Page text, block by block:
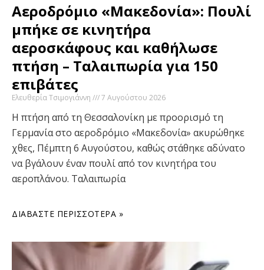
Αεροδρόμιο «Μακεδονία»: Πουλί
μπήκε σε κινητήρα
αεροσκάφους και καθήλωσε
πτήση – Ταλαιπωρία για 150
επιβάτες
Ελευθερία Τσιμογιάννη 7 Αυγούστου 2026
Η πτήση από τη Θεσσαλονίκη με προορισμό τη
Γερμανία στο αεροδρόμιο «Μακεδονία» ακυρώθηκε
χθες, Πέμπτη 6 Αυγούστου, καθώς στάθηκε αδύνατο
να βγάλουν έναν πουλί από τον κινητήρα του
αεροπλάνου. Ταλαιπωρία
ΔΙΑΒΆΣΤΕ ΠΕΡΙΣΣΌΤΕΡΑ »